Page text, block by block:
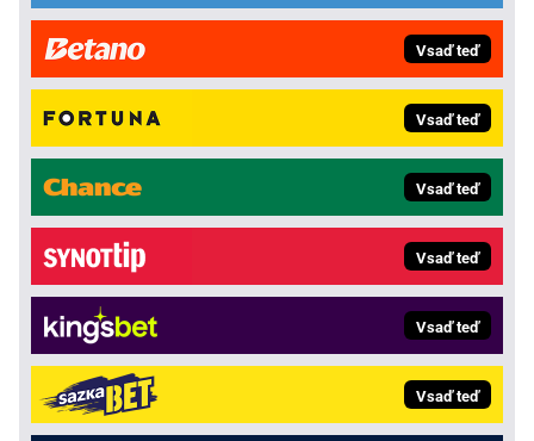
Vsaď teď
Vsaď teď
Vsaď teď
Vsaď teď
Vsaď teď
Vsaď teď